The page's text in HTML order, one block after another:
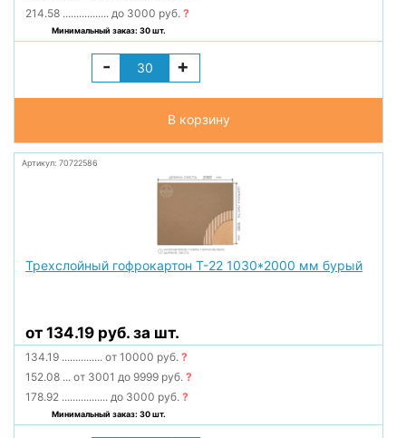
214.58 ................. до 3000 руб.?
Минимальный заказ: 30 шт.
- +
В корзину
Артикул: 70722586
Трехслойный гофрокартон Т-22 1030*2000 мм бурый
от 134.19 руб. за шт.
134.19 ............... от 10000 руб.?
152.08 ... от 3001 до 9999 руб.?
178.92 ................. до 3000 руб.?
Минимальный заказ: 30 шт.